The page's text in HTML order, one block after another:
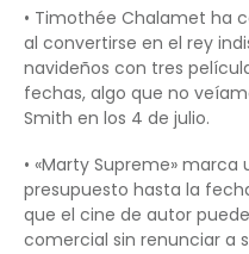
• Timothée Chalamet ha
al convertirse en el rey
navideños con tres
fechas, algo que no
Smith en los 4 de julio.
• «Marty Supreme»
presupuesto hasta la
que el cine de autor
comercial sin renunciar a